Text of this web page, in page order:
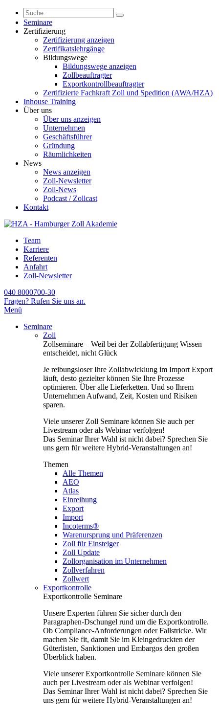
Seminare
Zertifizierung
Zertifizierung anzeigen
Zertifikatslehrgänge
Bildungswege
Bildungswege anzeigen
Zollbeauftragter
Exportkontrollbeauftragter
Zertifizierte Fachkraft Zoll und Spedition (AWA/HZA)
Inhouse Training
Über uns
Über uns anzeigen
Unternehmen
Geschäftsführer
Gründung
Räumlichkeiten
News
News anzeigen
Zoll-Newsletter
Zoll-News
Podcast / Zollcast
Kontakt
Team
Karriere
Referenten
Anfahrt
Zoll-Newsletter
040 8000700-30
Fragen? Rufen Sie uns an.
Menü
Seminare
Zoll
Zollseminare – Weil bei der Zollabfertigung Wissen
entscheidet, nicht Glück
Je reibungsloser Ihre Zollabwicklung im Import Export
läuft, desto gezielter können Sie Ihre Prozesse
optimieren. Über alle Lieferketten. Und so Ihrem
Unternehmen Aufwand, Zeit, Kosten und Risiken
sparen.
Viele unserer Zoll Seminare können Sie auch per
Livestream oder als Webinar verfolgen!
Das Seminar Ihrer Wahl ist nicht dabei? Sprechen Sie
uns gern für weitere Hybrid-Veranstaltungen an!
Themen
Alle Themen
AEO
Atlas
Einreihung
Export
Import
Incoterms®
Warenursprung und Präferenzen
Zoll für Einsteiger
Zoll Update
Zollorganisation im Unternehmen
Zollverfahren
Zollwert
Exportkontrolle
Exportkontrolle Seminare
Unsere Experten führen Sie sicher durch den
Paragraphen-Dschungel rund um die Exportkontrolle.
Ob Compliance-Anforderungen oder Fallstricke. Wir
machen Sie fit, damit Sie im Kleingedruckten der
Güterlisten, Sanktionen und Embargos den großen
Überblick haben.
Viele unserer Exportkontrolle Seminare können Sie
auch per Livestream oder als Webinar verfolgen!
Das Seminar Ihrer Wahl ist nicht dabei? Sprechen Sie
uns gern für weitere Hybrid-Veranstaltungen an!